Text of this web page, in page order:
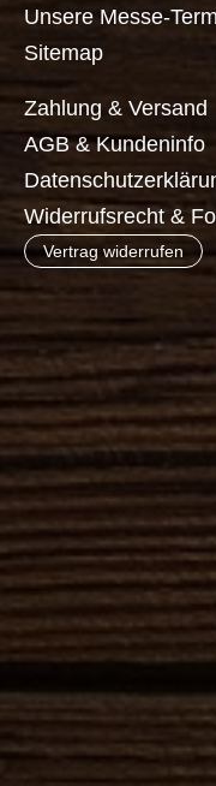
Unsere Messe-
Sitemap
Zahlung & Versand
AGB & Kundeninfo
Widerrufsrecht &
Vertrag widerrufen